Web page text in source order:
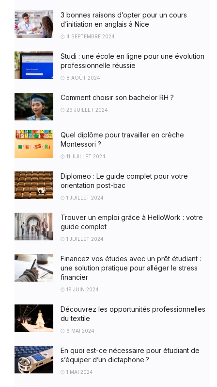
3 bonnes raisons d’opter pour un cours
d’initiation en anglais à Nice
4 SEPTEMBRE 2024
Studi : une école en ligne pour une évolution
professionnelle réussie
8 AOÛT 2024
Comment choisir son bachelor RH ?
29 JUILLET 2024
Quel diplôme pour travailler en crèche
Montessori ?
11 JUILLET 2024
Diplomeo : Le guide complet pour votre
orientation post-bac
1 JUILLET 2024
Trouver un emploi grâce à HelloWork : votre
guide complet
1 JUILLET 2024
Financez vos études avec un prêt étudiant :
une solution pratique pour alléger le stress
financier
18 JUIN 2024
Découvrez les opportunités professionnelles
du textile
6 MAI 2024
En quoi est-ce nécessaire pour étudiant de
s’équiper d’un dictaphone ?
1 MAI 2024